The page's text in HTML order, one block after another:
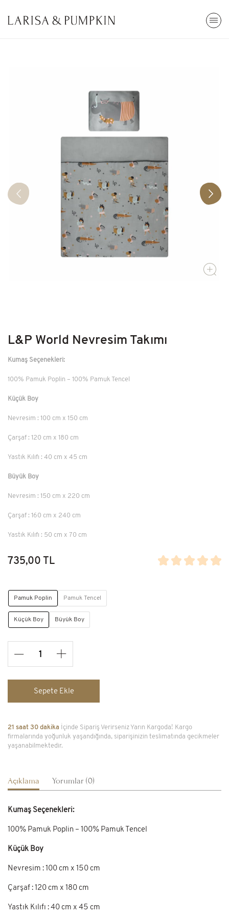
En Çok Arananlar
Top Havuzu
Öğrenme Kulesi
Popüler Kategoriler
Oyun
Eğitici
Çocuk Odası
Ev Dekor
Kendi Top Havuzunu Yap
2.800,00 TL
Tümünü Gör
L&P World Nevresim Takımı
Kumaş Seçenekleri:
100% Pamuk Poplin – 100% Pamuk Tencel
Küçük Boy
Nevresim : 100 cm x 150 cm
Çarşaf : 120 cm x 180 cm
Yastık Kılıfı : 40 cm x 45 cm
Büyük Boy
Nevresim : 150 cm x 220 cm
Çarşaf : 160 cm x 240 cm
Yastık Kılıfı : 50 cm x 70 cm
735,00 TL
Pamuk Poplin Pamuk Tencel
Küçük Boy Büyük Boy
Sepete Ekle
21 saat 30 dakika İçinde Sipariş Verirseniz Yarın Kargoda! Kargo
firmalarında yoğunluk yaşandığında, siparişinizin teslimatında gecikmeler
yaşanabilmektedir.
Açıklama Yorumlar (0)
Kumaş Seçenekleri:
100% Pamuk Poplin – 100% Pamuk Tencel
Küçük Boy
Nevresim : 100 cm x 150 cm
Çarşaf : 120 cm x 180 cm
Yastık Kılıfı : 40 cm x 45 cm